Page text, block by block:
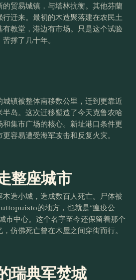
的贸易城镇，与塔林抗衡。其他芬蘭
行迁来。最初的木造聚落建在农民土
有教堂，港边有市场。只是这个试验
撑了几十年。
城镇被整体南移数公里，迁到更靠近
半岛。这次迁移塑造了今天克鲁农哈
和集市广场的核心。新址港口条件更
容易遭受海军攻击和反复火灾。
整座城市
木造小城，造成数百人死亡。尸体被
的地方，也就是“瘟疫公
市中心。这个名字至今还保留着那个
仿佛死亡曾在木屋之间穿街而行。
瑞典军焚城